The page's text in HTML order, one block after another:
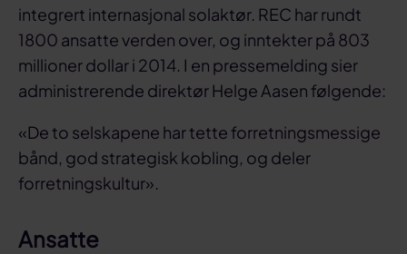
integrert internasjonal solaktør. REC har rundt
1800 ansatte verden over, og inntekter på 803
millioner dollar i 2014. I en pressemelding sier
administrerende direktør Helge Aasen følgende:
«De to selskapene har tette forretningsmessige
bånd, god strategisk kobling, og deler
forretningskultur».
Ansatte